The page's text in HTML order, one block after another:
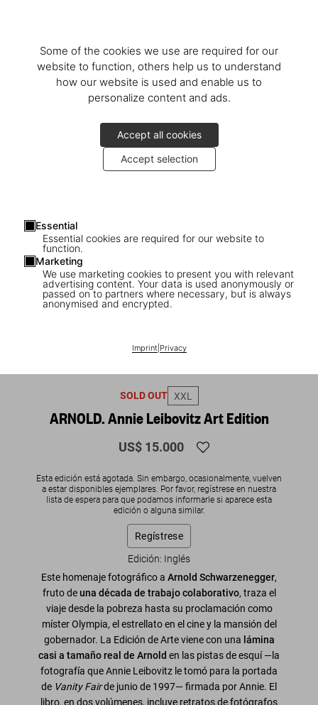
Some of the cookies we use are required for our
website to function, others help us to understand
how our website is used and enable us to
personalize content and ads.
Accept all cookies
Accept selection
Essential
Essential cookies are required for our website to
function.
Marketing
We use marketing cookies to present you with relevant
advertising content. Your data is used anonymously or
passed on to partners where necessary, but is always
anonymised and encrypted.
Imprint| Privacy
SOLD OUT XXL
ARNOLD. Annie Leibovitz Art Edition
US$ 15.000
Esta edición está agotada. Sin embargo, ocasionalmente, vuelven
a estar disponibles ejemplares. Por favor, regístrese en nuestra
lista de espera para que podamos informarle si aparece esta
edición o alguna similar.
Regístrese
Edición: Inglés
Este homenaje fotográfico a Arnold Schwarzenegger,
fruto deuna década de trabajo colaborativo, traza el
viaje desde la pobreza hasta su proclamación como
míster Olympia, el estrellato en el cine y la mansión del
gobernador. La Edición de Arte viene con una lámina
casi a tamaño real de Arnold en las pistas de esquí —la
fotografía que Annie Leibovitz le tomó para la portada
de Vanity Fairde junio de 1997— firmada por Annie. El
libro, en dos volúmenes, incluye retratos de fotógrafos